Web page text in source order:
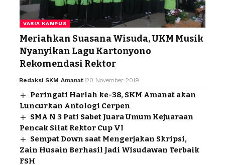
VARIA KAMPUS
Meriahkan Suasana Wisuda, UKM Musik
Nyanyikan Lagu Kartonyono
Rekomendasi Rektor
Redaksi SKM Amanat 20 November 2019
Peringati Harlah ke-38, SKM Amanat akan
Luncurkan Antologi Cerpen
SMA N 3 Pati Sabet Juara Umum Kejuaraan
Pencak Silat Rektor Cup VI
Sempat Down saat Mengerjakan Skripsi,
Zain Husain Berhasil Jadi Wisudawan Terbaik
FSH